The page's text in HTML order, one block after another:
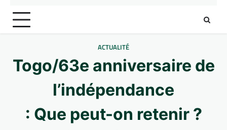
ACTUALITÉ
Togo/63e anniversaire de
l’indépendance
: Que peut-on retenir ?